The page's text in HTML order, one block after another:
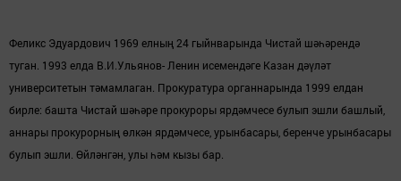
Феликс Эдуардович 1969 елның 24 гыйнварында Чистай шәһәрендә
туган. 1993 елда В.И.Ульянов- Ленин исемендәге Казан дәүләт
университетын тәмамлаган. Прокурату­ра органнарында 1999 елдан
бирле: башта Чистай шәһәре проку­роры ярдәмчесе булып эшли башлый,
анна­ры прокурорның өлкән ярдәмчесе, урынбасары, беренче урынбасары
бу­лып эшли. Өйләнгән, улы һәм кызы бар.